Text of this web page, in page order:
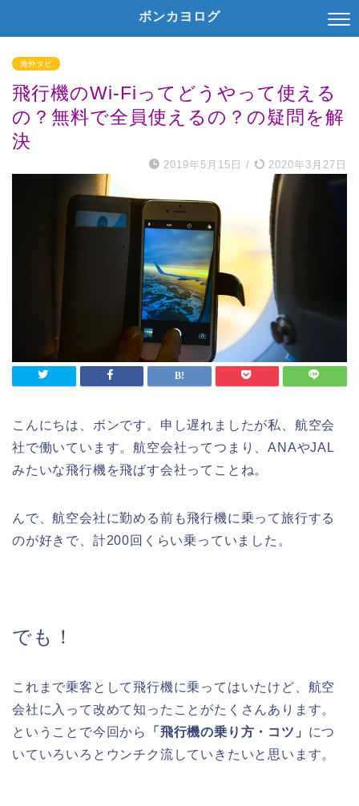
ボンカヨログ
海外タビ
飛行機のWi-Fiってどうやって使える
の？無料で全員使えるの？の疑問を解
決
2019年5月15日 / 2020年3月27日
こんにちは、ボンです。申し遅れましたが私、航空会
社で働いています。航空会社ってつまり、ANAやJAL
みたいな飛行機を飛ばす会社ってことね。
んで、航空会社に勤める前も飛行機に乗って旅行する
のが好きで、計200回くらい乗っていました。
でも！
これまで乗客として飛行機に乗ってはいたけど、航空
会社に入って改めて知ったことがたくさんあります。
ということで今回から
「飛行機の乗り方・コツ」 につ
いていろいろとウンチク流していきたいと思います。